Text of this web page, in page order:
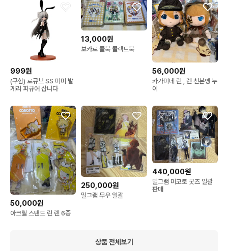
999원
(구함) 로큐브 SS 미미 발
게리 피규어 삽니다
13,000원
보카로 콜북 콜렉트북
56,000원
카가미네 린 , 렌 천본앵 누
이
50,000원
아크릴 스탠드 린 렌 6종
250,000원
밀그램 무우 일괄
440,000원
밀그램 미코토 굿즈 일괄
판매
상품 전체보기